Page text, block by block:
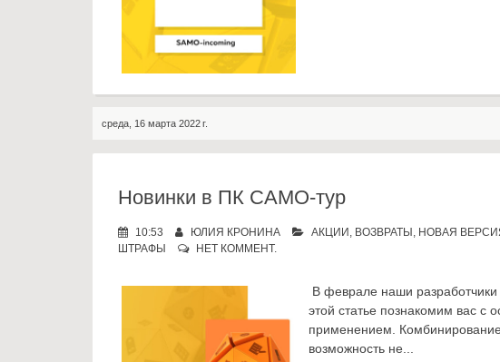
среда, 16 марта 2022 г.
Новинки в ПК САМО-тур
10:53 ЮЛИЯ КРОНИНА АКЦИИ , ВОЗВРАТЫ , НОВАЯ
ШТРАФЫ
НЕТ КОММЕНТ.
В феврале наши
этой статье познакомим вас
применением.
возможность не...